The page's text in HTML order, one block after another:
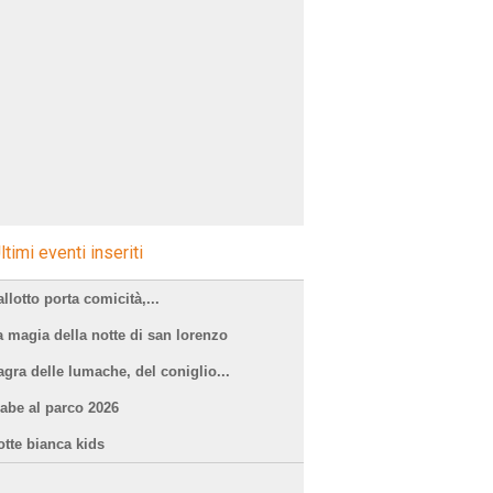
eventi inseriti
porta comicità,...
magia della notte di san lorenzo
delle lumache, del coniglio...
al parco 2026
bianca kids